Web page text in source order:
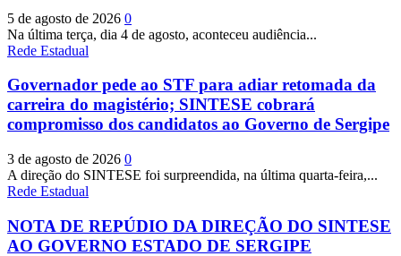
5 de agosto de 2026 0
Na última terça, dia 4 de agosto, aconteceu audiência...
Rede Estadual
Governador pede ao STF para adiar retomada da
carreira do magistério; SINTESE cobrará
compromisso dos candidatos ao Governo de Sergipe
3 de agosto de 2026 0
A direção do SINTESE foi surpreendida, na última quarta-feira,...
Rede Estadual
NOTA DE REPÚDIO DA DIREÇÃO DO SINTESE
AO GOVERNO ESTADO DE SERGIPE